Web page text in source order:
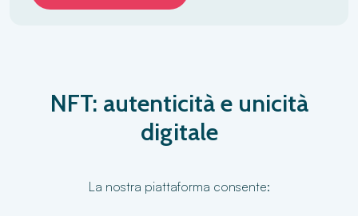
NFT: autenticità e unicità
digitale
La nostra piattaforma consente: